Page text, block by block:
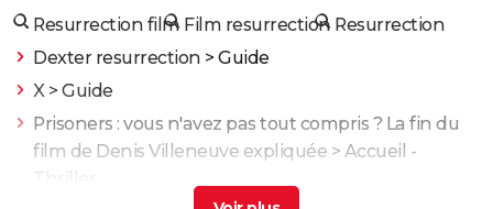
COPAINS D'AVANT
S'inscrire
Se connecter
Lycées
Collèges
Primaires
Universités
Entreprises
Service militaire
Avis de recherche
AVIS DE DÉCÈS
FORUM
Resurrection film Film resurrection Resurrection
Dexter resurrection > Guide
X> Guide
Prisoners : vous n'avez pas tout compris ? La fin du
film de Denis Villeneuve expliquée > Accueil -
Thriller